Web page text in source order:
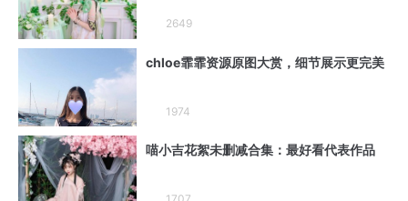
2649
chloe霏霏资源原图大赏，细节展示更完美
1974
喵小吉花絮未删减合集：最好看代表作品